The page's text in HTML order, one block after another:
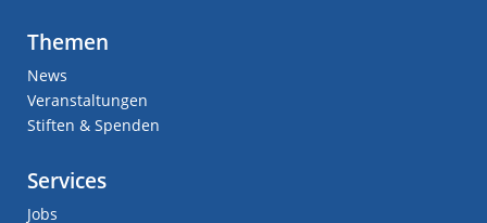
Themen
News
Veranstaltungen
Stiften & Spenden
Services
Jobs